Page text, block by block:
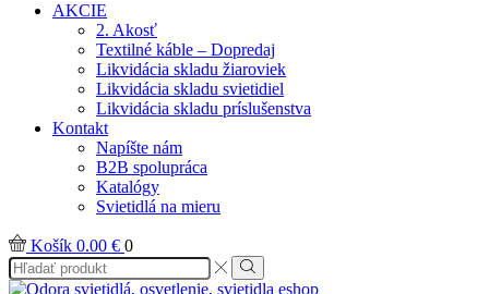
AKCIE
2. Akosť
Textilné káble – Dopredaj
Likvidácia skladu žiaroviek
Likvidácia skladu svietidiel
Likvidácia skladu príslušenstva
Kontakt
Napíšte nám
B2B spolupráca
Katalógy
Svietidlá na mieru
Košík 0.00 € 0
Search
input
Search